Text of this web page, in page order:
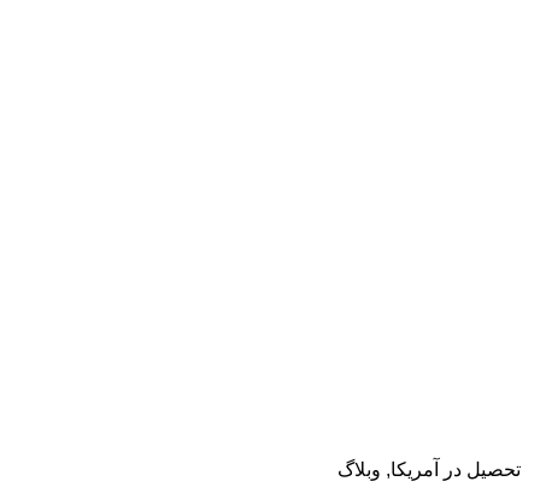
تحصیل در آمریکا وبلاگ